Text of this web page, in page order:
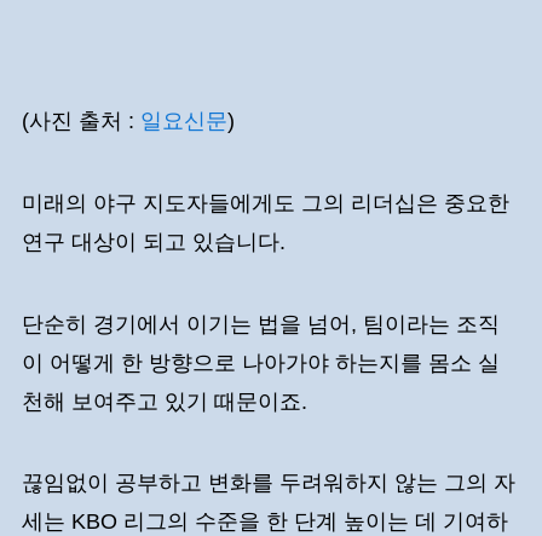
(사진 출처 : 일요신문)
미래의 야구 지도자들에게도 그의 리더십은 중요한
연구 대상이 되고 있습니다.
단순히 경기에서 이기는 법을 넘어, 팀이라는 조직
이 어떻게 한 방향으로 나아가야 하는지를 몸소 실
천해 보여주고 있기 때문이죠.
끊임없이 공부하고 변화를 두려워하지 않는 그의 자
세는 KBO 리그의 수준을 한 단계 높이는 데 기여하